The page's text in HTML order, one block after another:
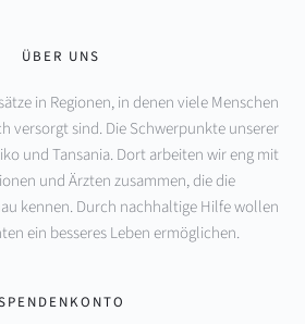
ÜBER UNS
in Regionen, in denen viele Menschen
versorgt sind. Die Schwerpunkte unserer
und Tansania. Dort arbeiten wir eng mit
und Ärzten zusammen, die die
kennen. Durch nachhaltige Hilfe wollen
ein besseres Leben ermöglichen.